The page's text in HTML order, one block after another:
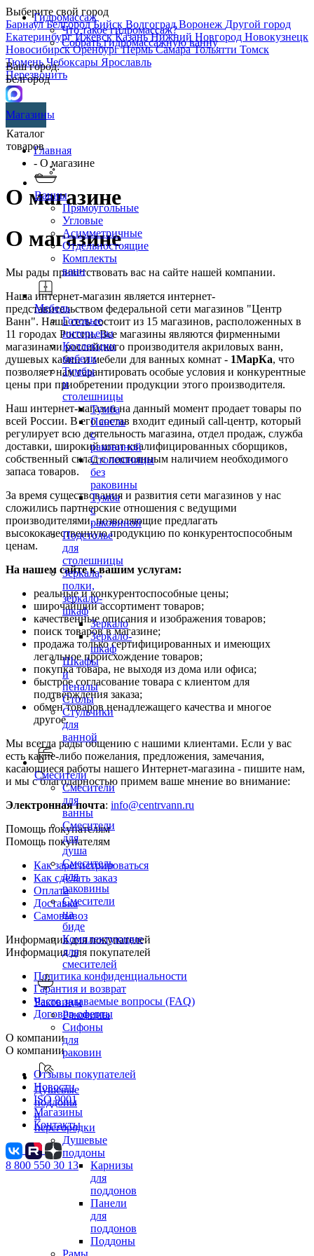
Выберите свой город
БарнаулБелгородБийск ВолгоградВоронеж Другой город
ЕкатеринбургИжевскКазаньНижний Новгород Новокузнецк
НовосибирскОренбургПермьСамараТольятти Томск
ТюменьЧебоксары Ярославль
Перезвонить
Гидромассаж
Что такое гидромассаж?
Собрать гидромассажную ванну
Ваш город:
Белгород
Магазины
Каталог
товаров
Ванны
Прямоугольные
Угловые
Асимметричные
Отдельностоящие
Комплекты
ванн
Мебель
Готовые
интерьеры
Коллекции
мебели
Тумбы
и
столешницы
Тумба
Панель
с
раковиной
Столешницы
без
раковины
Тумба
с
раковиной
Подстолье
для
столешницы
Зеркала,
полки,
зеркало-
шкаф
Зеркало
Зеркало-
шкаф
Шкафы
и
пеналы
Столы
Стульчики
для
ванной
Смесители
Смесители
для
ванны
Смесители
для
душа
Смеситель
для
раковины
Смесители
на
биде
Комплектующие
для
смесителей
Раковины
Раковины
Сифоны
для
раковин
Душевые
поддоны
и
перегородки
Душевые
поддоны
Карнизы
для
поддонов
Панели
для
поддонов
Поддоны
Главная
- О магазине
О магазине
О магазине
Мы рады приветствовать вас на сайте нашей компании.
Наша интернет-магазин является интернет-
представительством федеральной сети магазинов "Центр
Ванн". Наша сеть состоит из 15 магазинов, расположенных в
11 городах России. Все магазины являются фирменными
магазинами российского производителя акриловых ванн,
душевых кабин и мебели для ванных комнат - 1МарКа, что
позволяет нам гарантировать особые условия и конкурентные
цены при приобретении продукции этого производителя.
Наш интернет-магазин на данный момент продает товары по
всей России. В его состав входит единый call-центр, который
регулирует всю деятельность магазина, отдел продаж, служба
доставки, широкий штат квалифицированных сборщиков,
собственный склад c постоянным наличием необходимого
запаса товаров.
За время существования и развития сети магазинов у нас
сложились партнерские отношения с ведущими
производителями, позволяющие предлагать
высококачественную продукцию по конкурентоспособным
ценам.
На нашем сайте к вашим услугам:
реальные и конкурентоспособные цены;
широчайший ассортимент товаров;
качественные описания и изображения товаров;
поиск товаров в магазине;
продажа только сертифицированных и имеющих
легальное происхождение товаров;
покупка товара, не выходя из дома или офиса;
быстрое согласование товара с клиентом для
подтверждения заказа;
обмен товаров ненадлежащего качества и многое
другое.
Мы всегда рады общению с нашими клиентами. Если у вас
есть какие-либо пожелания, предложения, замечания,
касающиеся работы нашего Интернет-магазина - пишите нам,
и мы с благодарностью примем ваше мнение во внимание:
Электронная почта: info@centrvann.ru
Помощь покупателям
Помощь покупателям
Как зарегистрироваться
Как сделать заказ
Оплата
Доставка
Самовывоз
Информация для покупателей
Информация для покупателей
Политика конфиденциальности
Гарантия и возврат
Часто задаваемые вопросы (FAQ)
Договор оферты
О компании
О компании
Отзывы покупателей
Новости
ISO 9001
Магазины
Контакты
8 800 550 30 13